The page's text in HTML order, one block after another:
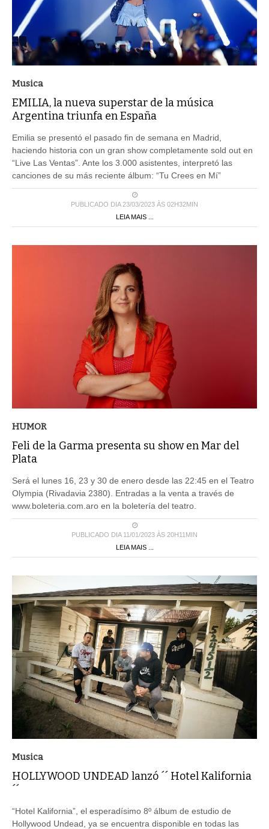
Musica
EMILIA, la nueva superstar de la música
Argentina triunfa en España
Emilia se presentó el pasado fin de semana en Madrid,
haciendo historia con un gran show completamente sold out en
“Live Las Ventas”. Ante los 3.000 asistentes, interpretó las
canciones de su más reciente álbum: “Tu Crees en Mí”
PUBLICADO DIA 23/03/2023 ÀS 02H32MIN
LEIA MAIS ...
HUMOR
Feli de la Garma presenta su show en Mar del
Plata
Será el lunes 16, 23 y 30 de enero desde las 22:45 en el Teatro
Olympia (Rivadavia 2380). Entradas a la venta a través de
www.boleteria.com.aro en la boletería del teatro.
PUBLICADO DIA 11/01/2023 ÀS 20H11MIN
LEIA MAIS ...
Musica
HOLLYWOOD UNDEAD lanzó ´´ Hotel Kalifornia
´´
“Hotel Kalifornia”, el esperadísimo 8º álbum de estudio de
Hollywood Undead, ya se encuentra disponible en todas las